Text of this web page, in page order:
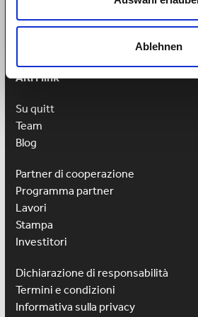
Ablehnen
Altri link
Su quitt
Team
Blog
Partner di cooperazione
Programma partner
Lavori
Stampa
Investitori
Dichiarazione di responsabilità
Termini e condizioni
Informativa sulla privacy